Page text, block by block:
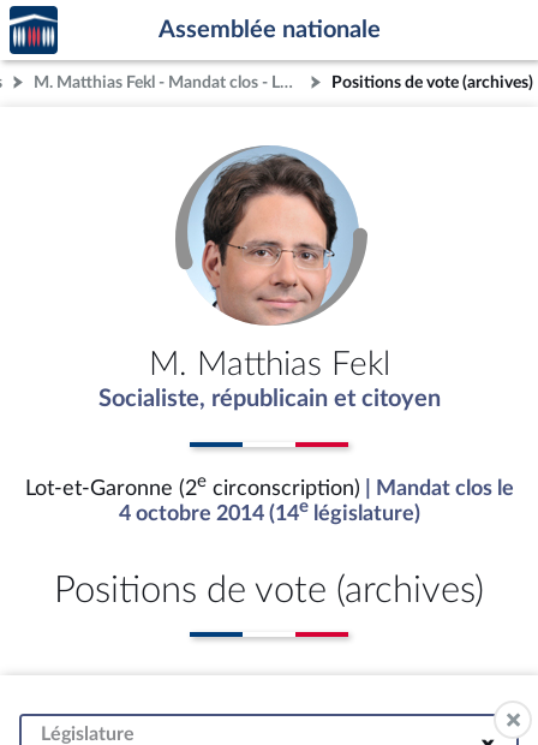
Aller au contenu
Aller en bas de la page
Accèder
à la
page
d'accueil
Assemblée nationale
M. Matthias Fekl - Mandat clos - Lot-et-Garonne (2e circonscription) Positions de vote (archives)
M. Matthias Fekl
Socialiste, républicain et citoyen
Lot-et-Garonne (2ecirconscription)
| Mandat clos le
4 octobre 2014 (14elégislature)
Positions de vote (archives)
Législature